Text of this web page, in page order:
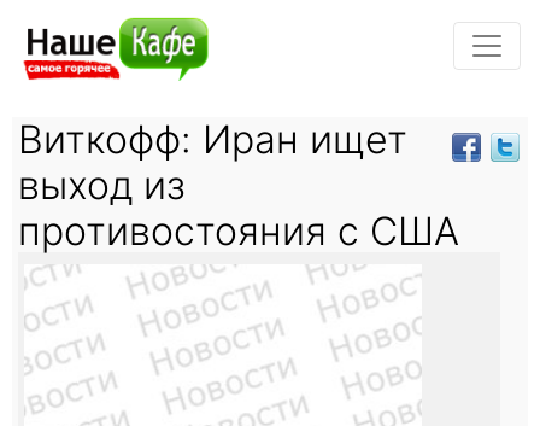
Виткофф: Иран ищет
выход из
противостояния с США